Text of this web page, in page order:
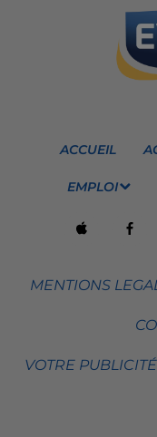
ACCUEIL
EMPLOI
MENTIONS
VOTRE